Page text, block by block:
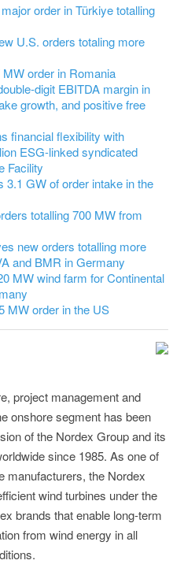
order in Türkiye totalling
U.S. orders totaling more
order in Romania
digit EBITDA margin in
growth, and positive free
financial flexibility with
ESG-linked syndicated
Facility
3.1 GW of order intake in the
totalling 700 MW from
new orders totalling more
and BMR in Germany
MW wind farm for Continental
MW order in the US
project management and
onshore segment has been
of the Nordex Group and its
since 1985. As one of
manufacturers, the Nordex
wind turbines under the
brands that enable long-term
from wind energy in all